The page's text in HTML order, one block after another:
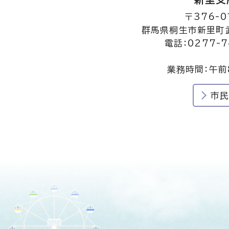
〒376-
群馬県桐生市新里
電話：0277-
業務時間：午
市